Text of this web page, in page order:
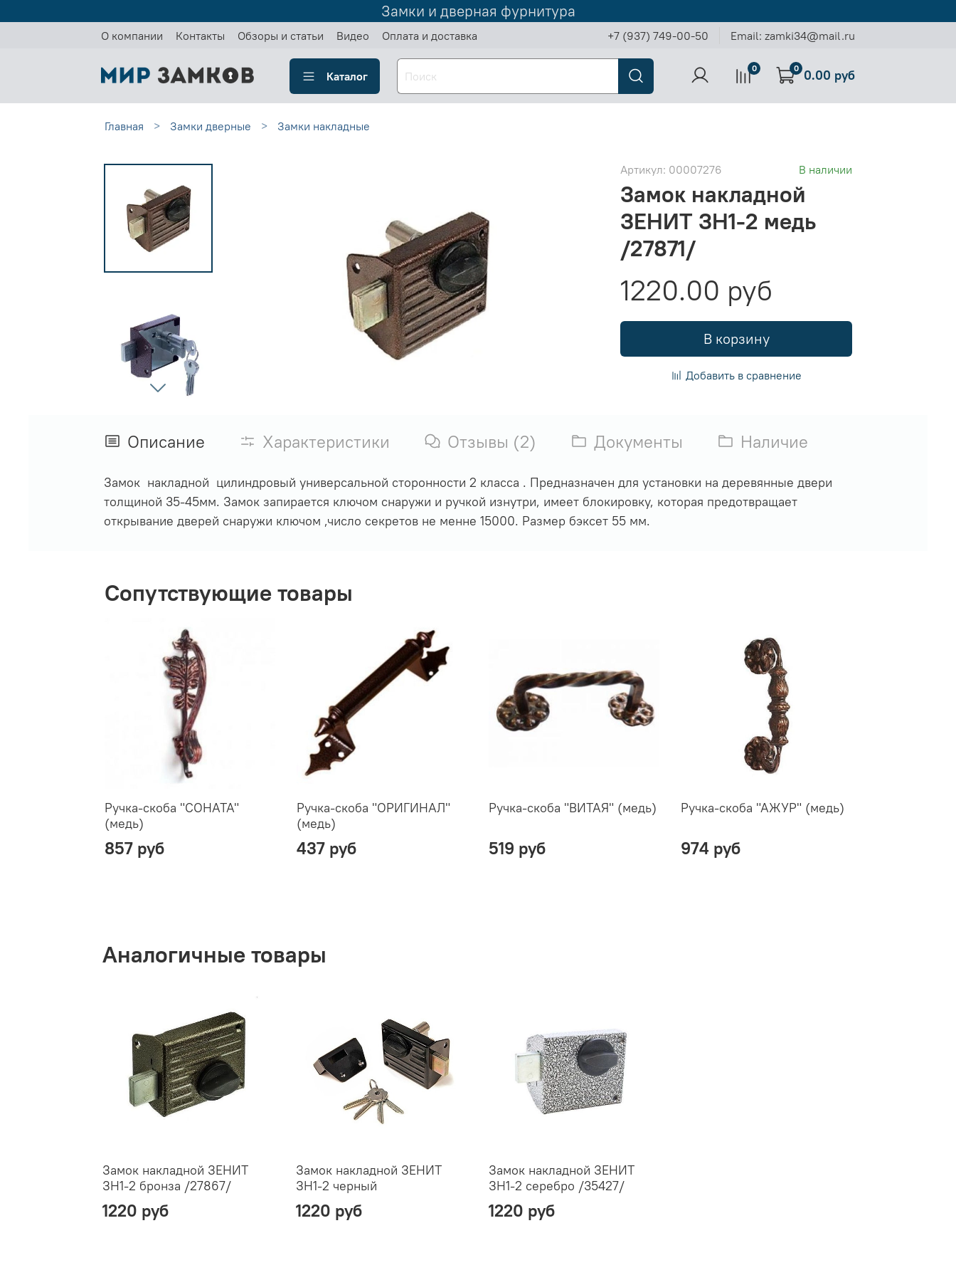
Замки и дверная фурнитура
О компании Контакты Обзоры и статьи Видео Оплата и доставка +7 (937) 749-00-50 Email: zamki34@mail.ru
Каталог
0 0 0.00 руб
Главная Замки дверные Замки накладные
Артикул: 00007276 В наличии
Замок накладной
ЗЕНИТ ЗН1-2 медь
/27871/
1220.00 руб
В корзину
Добавить в сравнение
Описание Характеристики Отзывы (2) Документы Наличие
Замок накладной цилиндровый универсальной сторонности 2 класса . Предназначен для установки на деревянные двери
толщиной 35-45мм. Замок запирается ключом снаружи и ручкой изнутри, имеет блокировку, которая предотвращает
открывание дверей снаружи ключом ,число секретов не менне 15000. Размер бэксет 55 мм.
Сопутствующие товары
Ручка-скоба "СОНАТА"
(медь)
857 руб
Ручка-скоба "ОРИГИНАЛ"
(медь)
437 руб
Ручка-скоба "ВИТАЯ" (медь)
519 руб
Ручка-скоба "АЖУР" (медь)
974 руб
Аналогичные товары
Замок накладной ЗЕНИТ
ЗН1-2 бронза /27867/
1220 руб
Замок накладной ЗЕНИТ
ЗН1-2 черный
1220 руб
Замок накладной ЗЕНИТ
ЗН1-2 серебро /35427/
1220 руб